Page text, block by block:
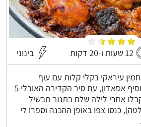
12 שעות ו-20 דקות בינוני
עיראקי בקלי קלות עם עוף
ואסאדו (לא חובה להוסיף אסאדו), עם סיר הקדירה האובלי 5
אחרי לילה שלם בתנור תבשיל
כנסו צפו באופן ההכנה וספרו לי